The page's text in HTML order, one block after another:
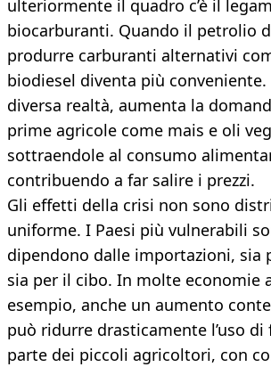
ulteriormente il quadro c’è il
biocarburanti. Quando il petrolio
produrre carburanti alternativi
biodiesel diventa più
diversa realtà, aumenta la
prime agricole come mais e oli
sottraendole al consumo
contribuendo a far salire i prezzi.
Gli effetti della crisi non sono
uniforme. I Paesi più vulnerabili
dipendono dalle importazioni, sia
sia per il cibo. In molte economie
esempio, anche un aumento
può ridurre drasticamente l’uso
parte dei piccoli agricoltori, con